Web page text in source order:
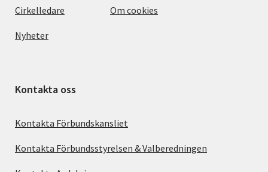
Cirkelledare
Nyheter
Om cookies
Kontakta oss
Kontakta Förbundskansliet
Kontakta Förbundsstyrelsen & Valberedningen